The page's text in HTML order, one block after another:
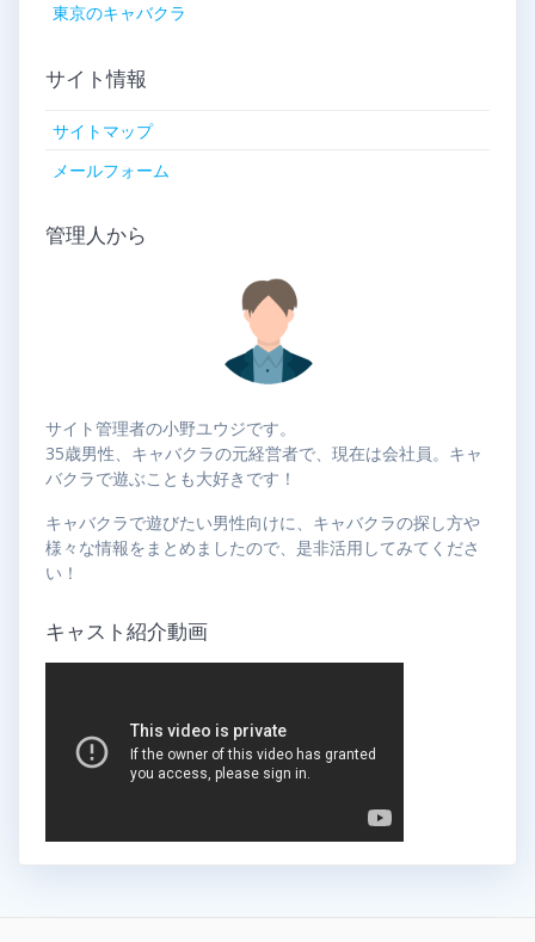
東京のキャバクラ
サイト情報
サイトマップ
メールフォーム
管理人から
サイト管理者の小野ユウジです。
35歳男性、キャバクラの元経営者で、現在は会社員。キャ
バクラで遊ぶことも大好きです！
キャバクラで遊びたい男性向けに、キャバクラの探し方や
様々な情報をまとめましたので、是非活用してみてくださ
い！
キャスト紹介動画